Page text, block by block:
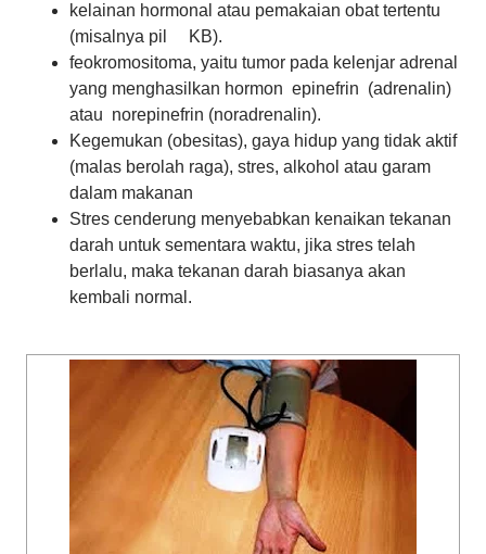
kelainan hormonal atau pemakaian obat tertentu
(misalnya pil KB).
feokromositoma, yaitu tumor pada kelenjar adrenal
yang menghasilkan hormon epinefrin (adrenalin)
atau norepinefrin (noradrenalin).
Kegemukan (obesitas), gaya hidup yang tidak aktif
(malas berolah raga), stres, alkohol atau garam
dalam makanan
Stres cenderung menyebabkan kenaikan tekanan
darah untuk sementara waktu, jika stres telah
berlalu, maka tekanan darah biasanya akan
kembali normal.